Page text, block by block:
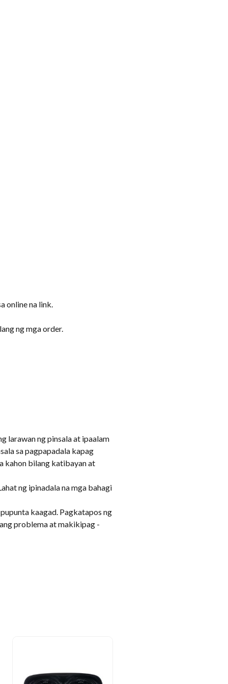
online na link.
ng mga order.
larawan ng pinsala at ipaalam
sa pagpapadala kapag
kahon bilang katibayan at
ng ipinadala na mga bahagi
kaagad. Pagkatapos ng
problema at makikipag -